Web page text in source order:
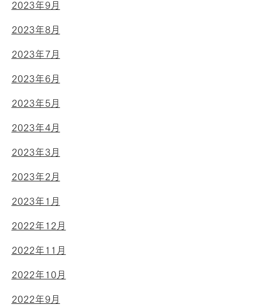
2023年9月
2023年8月
2023年7月
2023年6月
2023年5月
2023年4月
2023年3月
2023年2月
2023年1月
2022年12月
2022年11月
2022年10月
2022年9月